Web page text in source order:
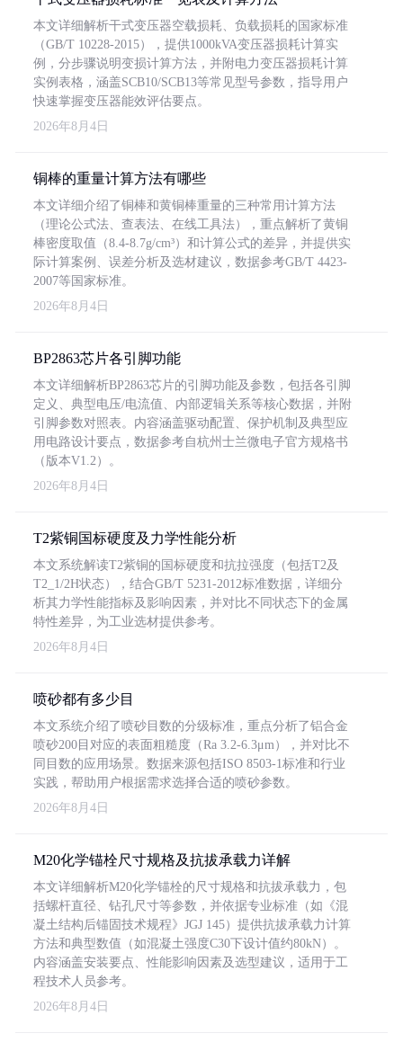
本文详细解析干式变压器空载损耗、负载损耗的国家标准
（GB/T 10228-2015），提供1000kVA变压器损耗计算实
例，分步骤说明变损计算方法，并附电力变压器损耗计算
实例表格，涵盖SCB10/SCB13等常见型号参数，指导用户
快速掌握变压器能效评估要点。
2026年8月4日
铜棒的重量计算方法有哪些
本文详细介绍了铜棒和黄铜棒重量的三种常用计算方法
（理论公式法、查表法、在线工具法），重点解析了黄铜
棒密度取值（8.4-8.7g/cm³）和计算公式的差异，并提供实
际计算案例、误差分析及选材建议，数据参考GB/T 4423-
2007等国家标准。
2026年8月4日
BP2863芯片各引脚功能
本文详细解析BP2863芯片的引脚功能及参数，包括各引脚
定义、典型电压/电流值、内部逻辑关系等核心数据，并附
引脚参数对照表。内容涵盖驱动配置、保护机制及典型应
用电路设计要点，数据参考自杭州士兰微电子官方规格书
（版本V1.2）。
2026年8月4日
T2紫铜国标硬度及力学性能分析
本文系统解读T2紫铜的国标硬度和抗拉强度（包括T2及
T2_1/2H状态），结合GB/T 5231-2012标准数据，详细分
析其力学性能指标及影响因素，并对比不同状态下的金属
特性差异，为工业选材提供参考。
2026年8月4日
喷砂都有多少目
本文系统介绍了喷砂目数的分级标准，重点分析了铝合金
喷砂200目对应的表面粗糙度（Ra 3.2-6.3μm），并对比不
同目数的应用场景。数据来源包括ISO 8503-1标准和行业
实践，帮助用户根据需求选择合适的喷砂参数。
2026年8月4日
M20化学锚栓尺寸规格及抗拔承载力详解
本文详细解析M20化学锚栓的尺寸规格和抗拔承载力，包
括螺杆直径、钻孔尺寸等参数，并依据专业标准（如《混
凝土结构后锚固技术规程》JGJ 145）提供抗拔承载力计算
方法和典型数值（如混凝土强度C30下设计值约80kN）。
内容涵盖安装要点、性能影响因素及选型建议，适用于工
程技术人员参考。
2026年8月4日